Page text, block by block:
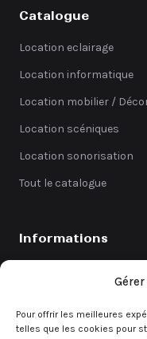
Pour offrir les meilleures
telles que les cookies pour
Catalogue
Location eclairage
Location informatique
Location mobilier /
Location scéniques
Location sonorisation
Tout le catalogue
Informations
Contact